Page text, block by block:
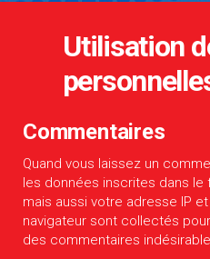
Utilisation
Commentaires
Quand vous laissez un
les données inscrites dans le
mais aussi votre adresse IP
navigateur sont collectés
des commentaires